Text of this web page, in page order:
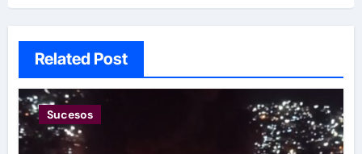
Related Post
Sucesos